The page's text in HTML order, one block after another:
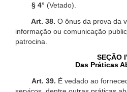
§ 4° (Vetado).
Art. 38. O ônus da prova da
informação ou comunicação
patrocina.
SEÇÃO
Das Práticas
Art. 39. É vedado ao